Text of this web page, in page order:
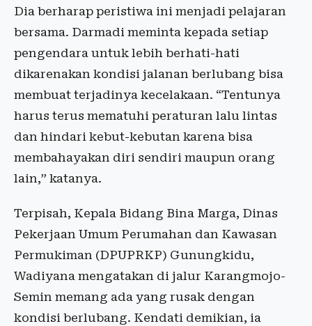
Dia berharap peristiwa ini menjadi pelajaran
bersama. Darmadi meminta kepada setiap
pengendara untuk lebih berhati-hati
dikarenakan kondisi jalanan berlubang bisa
membuat terjadinya kecelakaan. “Tentunya
harus terus mematuhi peraturan lalu lintas
dan hindari kebut-kebutan karena bisa
membahayakan diri sendiri maupun orang
lain,” katanya.
Terpisah, Kepala Bidang Bina Marga, Dinas
Pekerjaan Umum Perumahan dan Kawasan
Permukiman (DPUPRKP) Gunungkidu,
Wadiyana mengatakan di jalur Karangmojo-
Semin memang ada yang rusak dengan
kondisi berlubang. Kendati demikian, ia